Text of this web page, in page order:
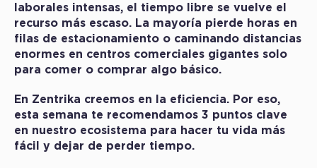
laborales intensas, el tiempo libre se vuelve el
recurso más escaso. La mayoría pierde horas en
filas de estacionamiento o caminando distancias
enormes en centros comerciales gigantes solo
para comer o comprar algo básico.
En Zentrika creemos en la eficiencia. Por eso,
esta semana te recomendamos 3 puntos clave
en nuestro ecosistema para hacer tu vida más
fácil y dejar de perder tiempo.